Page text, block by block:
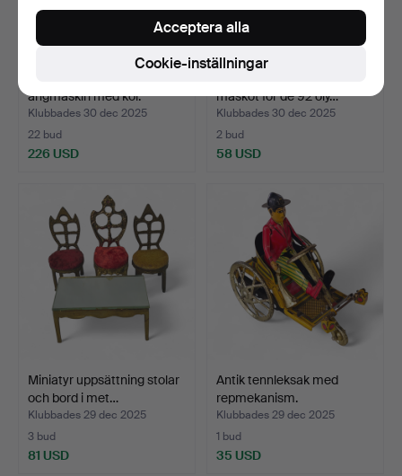
ångmaskin med kol.
Klubbades 30 dec 2025
22 bud
226 USD
maskot för de 92 oly…
Klubbades 30 dec 2025
2 bud
58 USD
Miniatyr uppsättning stolar
och bord i met…
Klubbades 29 dec 2025
3 bud
81 USD
Antik tennleksak med
repmekanism.
Klubbades 29 dec 2025
1 bud
35 USD
Cookie-inställningar
Acceptera alla